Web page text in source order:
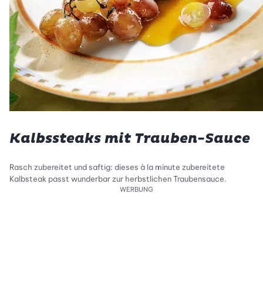
Kalbssteaks mit Trauben-Sauce
Rasch zubereitet und saftig: dieses à la minute zubereitete
Kalbsteak passt wunderbar zur herbstlichen Traubensauce.
WERBUNG